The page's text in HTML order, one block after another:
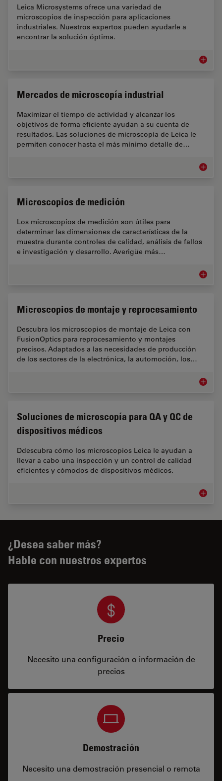
Leica Microsystems ofrece una variedad de
microscopios de inspección para aplicaciones
industriales. Nuestros expertos pueden ayudarle a
encontrar la solución óptima.
Mercados de microscopía industrial
Maximizar el tiempo de actividad y alcanzar los
objetivos de forma eficiente ayudan a su cuenta de
resultados. Las soluciones de microscopía de Leica le
permiten conocer hasta el más mínimo detalle de…
Microscopios de medición
Los microscopios de medición son útiles para
determinar las dimensiones de características de la
muestra durante controles de calidad, análisis de fallos
e investigación y desarrollo. Averigüe más…
Microscopios de montaje y reprocesamiento
Descubra los microscopios de montaje de Leica con
FusionOptics para reprocesamiento y montajes
precisos. Adaptados a las necesidades de producción
de los sectores de la electrónica, la automoción, los…
Soluciones de microscopía para QA y QC de
dispositivos médicos
Ddescubra cómo los microscopios Leica le ayudan a
llevar a cabo una inspección y un control de calidad
eficientes y cómodos de dispositivos médicos.
¿Desea saber más?
Hable con nuestros expertos
Precio
Necesito una configuración o información de
precios
Demostración
Necesito una demostración presencial o remota